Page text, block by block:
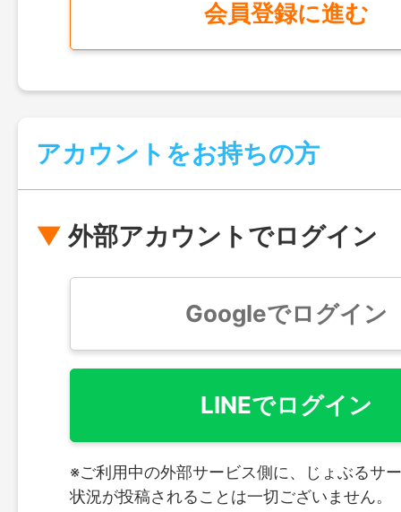
会員登録に進む
アカウントをお持ちの方
外部アカウントでログイン
Googleでログイン
LINEでログイン
※ご利用中の外部サービス側に、じょぶるサ
状況が投稿されることは一切ございません。